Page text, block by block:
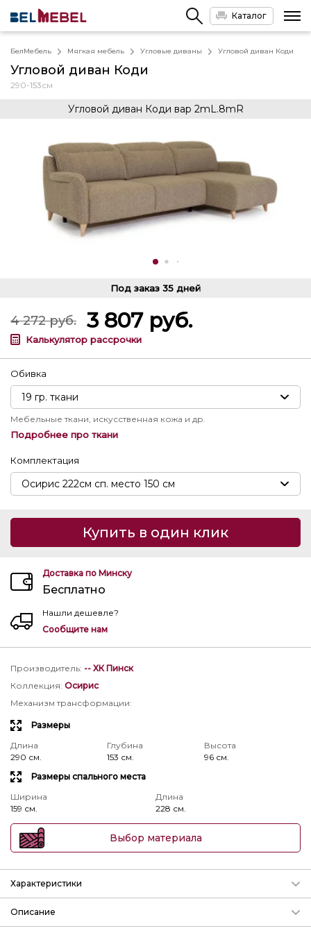
Каталог
БелМебель Мягкая мебель Угловые диваны Угловой диван Коди
Угловой диван Коди
290-153см
Угловой диван Коди вар 2mL.8mR
Под заказ 35 дней
4 272 руб. 3 807 руб.
Калькулятор рассрочки
Обивка
Мебельные ткани, искусственная кожа и др.
Подробнее про ткани
Комплектация
Купить в один клик
Доставка по Минску
Бесплатно
Нашли дешевле?
Сообщите нам
Производитель: -- ХК Пинск
Коллекция: Осирис
Механизм трансформации:
Размеры
Длина
290 см.
Глубина
153 см.
Высота
96 см.
Размеры спального места
Ширина
159 см.
Длина
228 см.
Выбор материала
Характеристики
Подробнее о механизмах
Описание